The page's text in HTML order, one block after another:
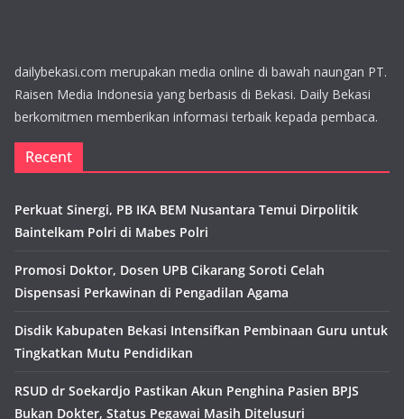
dailybekasi.com merupakan media online di bawah naungan PT.
Raisen Media Indonesia yang berbasis di Bekasi. Daily Bekasi
berkomitmen memberikan informasi terbaik kepada pembaca.
Recent
Perkuat Sinergi, PB IKA BEM Nusantara Temui Dirpolitik
Baintelkam Polri di Mabes Polri
Promosi Doktor, Dosen UPB Cikarang Soroti Celah
Dispensasi Perkawinan di Pengadilan Agama
Disdik Kabupaten Bekasi Intensifkan Pembinaan Guru untuk
Tingkatkan Mutu Pendidikan
RSUD dr Soekardjo Pastikan Akun Penghina Pasien BPJS
Bukan Dokter, Status Pegawai Masih Ditelusuri